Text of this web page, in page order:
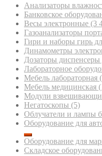
Анализаторы
Банковское
Весы электронные (3
Газоанализаторы
Гири и наборы гирь
Динамометры
Дозаторы диспенсеры
Лабораторное
Мебель лабораторная
Мебель медицинская
Модули
Негатоскопы (5)
Облучатели и лампы
Оборудование для
Оборудование для
Складское